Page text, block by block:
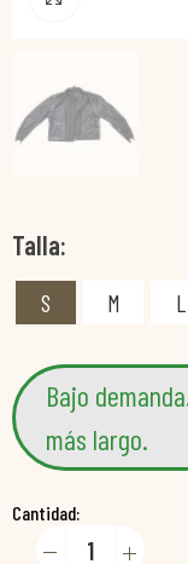
Talla
S M L
Bajo
más largo.
Cantidad: